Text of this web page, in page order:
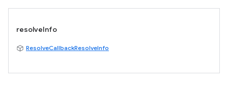
resolveInfo
ResolveCallbackResolveInfo